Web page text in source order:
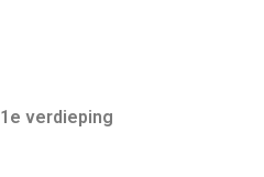
1e verdieping